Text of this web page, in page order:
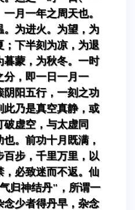
月一年之周天也。
为进火。为望，为
；下半刻为凉，为退
蒙，为秋冬。一时
分，即一日一月一
阳五行，一刻之功
此乃是真空真静，或
破虚空，与太虚同
。前功十月既满，
步，千里万里，以
必致迷而不返。仙
归神结丹"，所谓一
念少者得丹早，杂念